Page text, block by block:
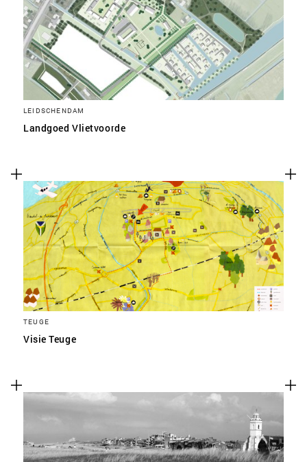
LEIDSCHENDAM
Landgoed Vlietvoorde
TEUGE
Visie Teuge